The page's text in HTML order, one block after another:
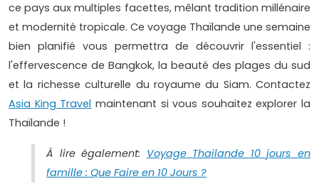
ce pays aux multiples facettes, mêlant tradition millénaire
et modernité tropicale. Ce voyage Thaïlande une semaine
bien planifié vous permettra de découvrir l'essentiel :
l'effervescence de Bangkok, la beauté des plages du sud
et la richesse culturelle du royaume du Siam. Contactez
Asia King Travel maintenant si vous souhaitez explorer la
Thaïlande !
À lire également: Voyage Thailande 10 jours en
famille : Que Faire en 10 Jours ?